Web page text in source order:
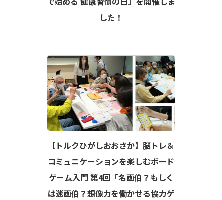
した！
【トルクひがしおおさか】脳トレ＆
コミュニケーションを楽しむボード
ゲーム入門 第4回「名画伯？もしく
は迷画伯？想像力を働かせる協力ゲ